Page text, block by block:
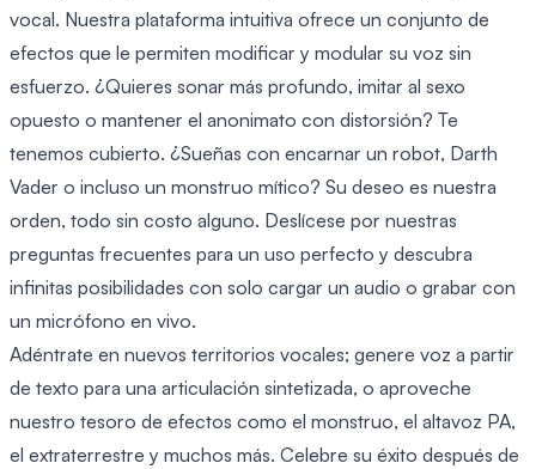
vocal. Nuestra plataforma intuitiva ofrece un conjunto de
efectos que le permiten modificar y modular su voz sin
esfuerzo. ¿Quieres sonar más profundo, imitar al sexo
opuesto o mantener el anonimato con distorsión? Te
tenemos cubierto. ¿Sueñas con encarnar un robot, Darth
Vader o incluso un monstruo mítico? Su deseo es nuestra
orden, todo sin costo alguno. Deslícese por nuestras
preguntas frecuentes para un uso perfecto y descubra
infinitas posibilidades con solo cargar un audio o grabar con
un micrófono en vivo.
Adéntrate en nuevos territorios vocales; genere voz a partir
de texto para una articulación sintetizada, o aproveche
nuestro tesoro de efectos como el monstruo, el altavoz PA,
el extraterrestre y muchos más. Celebre su éxito después de